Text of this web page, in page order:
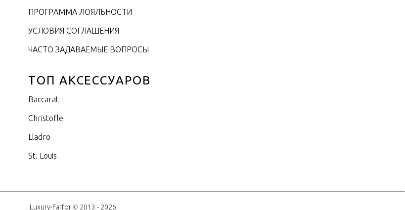
ПРОГРАММА ЛОЯЛЬНОСТИ
УСЛОВИЯ СОГЛАШЕНИЯ
ЧАСТО ЗАДАВАЕМЫЕ ВОПРОСЫ
ТОП АКСЕССУАРОВ
Baccarat
Christofle
Lladro
St. Louis
Luxury-Farfor © 2013 - 2026